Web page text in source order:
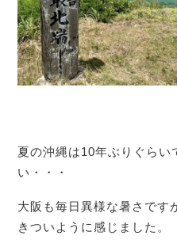
夏の沖縄は10年ぶりぐらい
い・・・
大阪も毎日異様な暑さです
きついように感じました。